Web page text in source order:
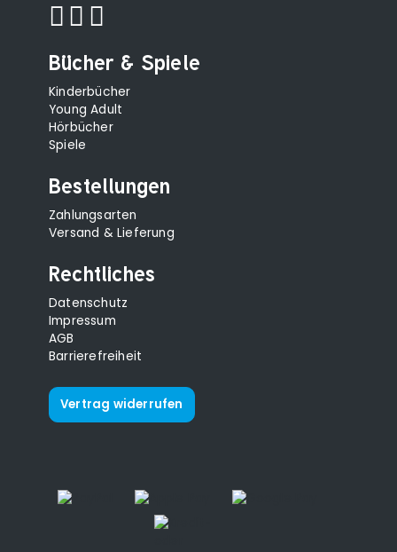
Bücher & Spiele
Kinderbücher
Young Adult
Hörbücher
Spiele
Bestellungen
Zahlungsarten
Versand & Lieferung
Rechtliches
Datenschutz
Impressum
AGB
Barrierefreiheit
Vertrag widerrufen